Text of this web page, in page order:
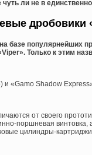
ли не в
дробовики
базе популярнейших
Только к этим
и «Gamo Shadow
от своего
поршневая винтовка,
цилиндры-